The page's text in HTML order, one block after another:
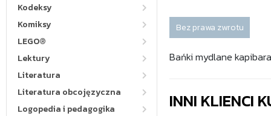
Kodeksy
Komiksy
LEGO®
Lektury
Literatura
Literatura obcojęzyczna
Logopedia i pedagogika
Bez prawa zwrotu
Bańki mydlane
INNI KLIENCI